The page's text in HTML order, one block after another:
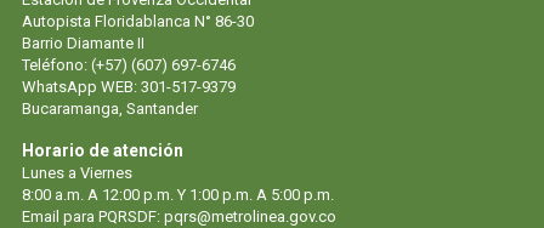
Autopista Floridablanca N° 86-30
Barrio Diamante II
Teléfono: (+57) (607) 697-6746
WhatsApp WEB: 301-517-9379
Bucaramanga, Santander
Horario de atención
Lunes a Viernes
8:00 a.m. A 12:00 p.m. Y 1:00 p.m. A 5:00 p.m.
Email para PQRSDF: pqrs@metrolinea.gov.co